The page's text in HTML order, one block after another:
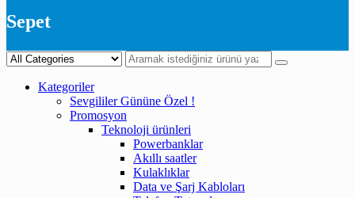
Sepet
Kategoriler
Sevgililer Gününe Özel !
Promosyon
Teknoloji ürünleri
Powerbanklar
Akıllı saatler
Kulaklıklar
Data ve Şarj Kabloları